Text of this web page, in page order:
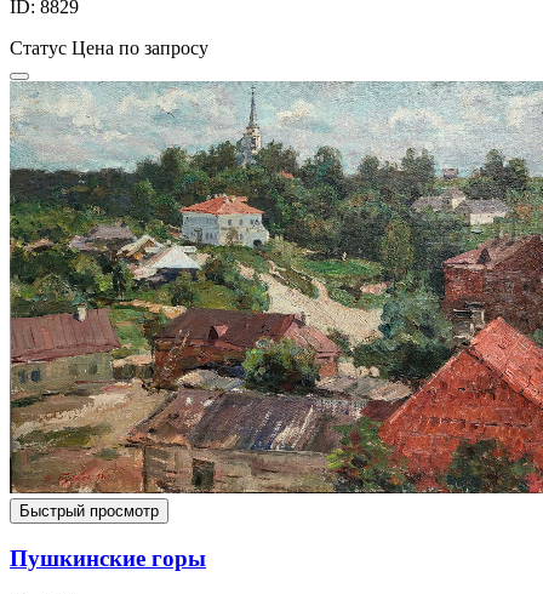
ID: 8829
Статус Цена по запросу
Быстрый просмотр
Пушкинские горы